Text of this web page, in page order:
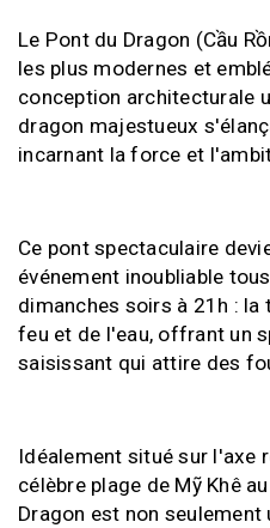
Le Pont du Dragon (Cầu
les plus modernes et
conception architecturale
dragon majestueux
incarnant la force et
Ce pont spectaculaire
événement inoubliable
dimanches soirs à 21h : la
feu et de l'eau, offrant un
saisissant qui attire des
Idéalement situé sur l'axe
célèbre plage de Mỹ Khê
Dragon est non